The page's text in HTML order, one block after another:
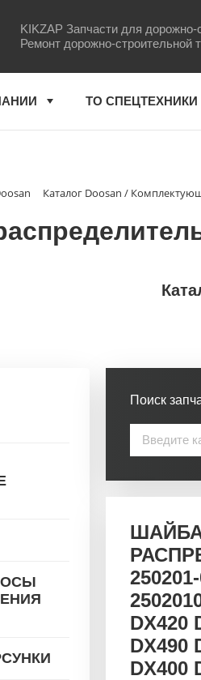
KIKZAP Запчасти для дорожно-
Ремонт дорожно-строительной
ТО СПЕЦТЕХНИКИ
Каталог Doosan /
Поиск
DX420
DX490
DX400